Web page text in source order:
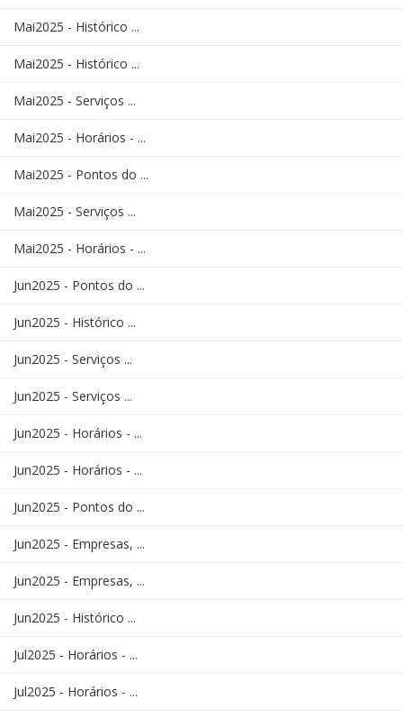
Mai2025 - Histórico ...
Mai2025 - Histórico ...
Mai2025 - Serviços ...
Mai2025 - Horários - ...
Mai2025 - Pontos do ...
Mai2025 - Serviços ...
Mai2025 - Horários - ...
Jun2025 - Pontos do ...
Jun2025 - Histórico ...
Jun2025 - Serviços ...
Jun2025 - Serviços ...
Jun2025 - Horários - ...
Jun2025 - Horários - ...
Jun2025 - Pontos do ...
Jun2025 - Empresas, ...
Jun2025 - Empresas, ...
Jun2025 - Histórico ...
Jul2025 - Horários - ...
Jul2025 - Horários - ...